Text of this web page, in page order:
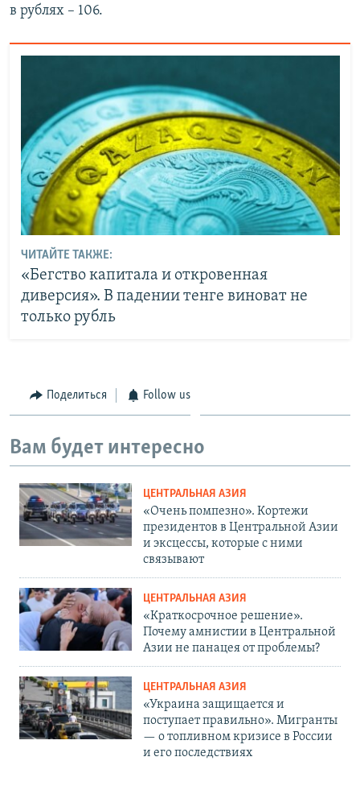
в рублях – 106.
ЧИТАЙТЕ ТАКЖЕ:
«Бегство капитала и откровенная
диверсия». В падении тенге виноват не
только рубль
Поделиться Follow us
Вам будет интересно
ЦЕНТРАЛЬНАЯ АЗИЯ
«Очень помпезно». Кортежи
президентов в Центральной Азии
и эксцессы, которые с ними
связывают
ЦЕНТРАЛЬНАЯ АЗИЯ
«Краткосрочное решение».
Почему амнистии в Центральной
Азии не панацея от проблемы?
ЦЕНТРАЛЬНАЯ АЗИЯ
«Украина защищается и
поступает правильно». Мигранты
— о топливном кризисе в России
и его последствиях